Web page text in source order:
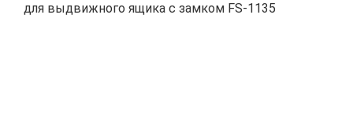
для выдвижного ящика с замком FS-1135